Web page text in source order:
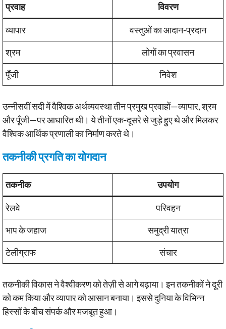
प्रवाह विवरण
व्यापार
वस्तुओं का आदान-प्रदान
श्रम
लोगों का प्रवासन
पूँजी
निवेश
उन्नीसवीं सदी में वैश्विक अर्थव्यवस्था तीन प्रमुख प्रवाहों—व्यापार, श्रम
और पूँजी—पर आधारित थी। ये तीनों एक-दूसरे से जुड़े हुए थे और मिलकर
वैश्विक आर्थिक प्रणाली का निर्माण करते थे।
तकनीकी प्रगति का योगदान
तकनीक उपयोग
रेलवे
परिवहन
भाप के जहाज
समुद्री यात्रा
टेलीग्राफ
संचार
तकनीकी विकास ने वैश्वीकरण को तेज़ी से आगे बढ़ाया। इन तकनीकों ने दूरी
को कम किया और व्यापार को आसान बनाया। इससे दुनिया के विभिन्न
हिस्सों के बीच संपर्क और मजबूत हुआ।